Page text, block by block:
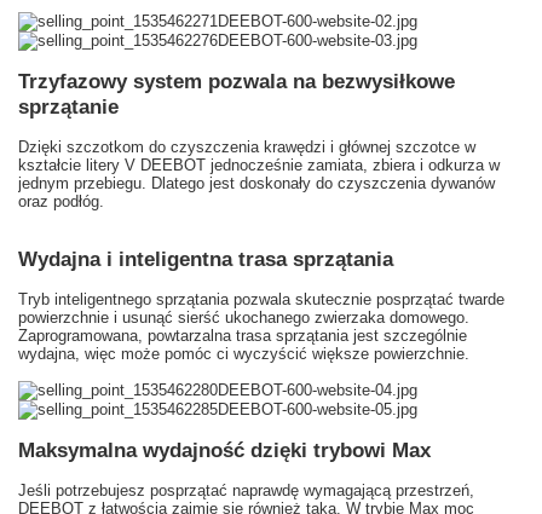
Trzyfazowy system pozwala na bezwysiłkowe
sprzątanie
Dzięki szczotkom do czyszczenia krawędzi i głównej szczotce w
kształcie litery V DEEBOT jednocześnie zamiata, zbiera i odkurza w
jednym przebiegu. Dlatego jest doskonały do czyszczenia dywanów
oraz podłóg.
Wydajna i inteligentna trasa sprzątania
Tryb inteligentnego sprzątania pozwala skutecznie posprzątać twarde
powierzchnie i usunąć sierść ukochanego zwierzaka domowego.
Zaprogramowana, powtarzalna trasa sprzątania jest szczególnie
wydajna, więc może pomóc ci wyczyścić większe powierzchnie.
Maksymalna wydajność dzięki trybowi Max
Jeśli potrzebujesz posprzątać naprawdę wymagającą przestrzeń,
DEEBOT z łatwością zajmie się również taką. W trybie Max moc